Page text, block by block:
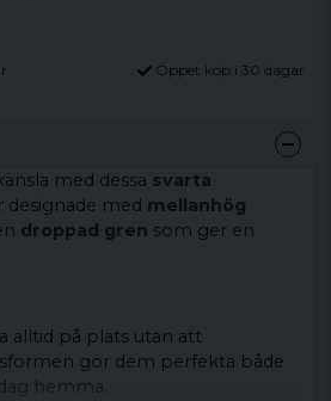
Öppet köp i 30 dagar
med dessa svarta
designade med mellanhög
droppad gren som ger en
alltid på plats utan att
gör dem perfekta både
hemma.